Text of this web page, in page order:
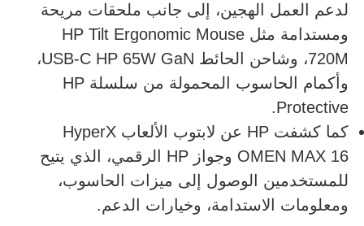
لدعم العمل الهجين، إلى جانب ملحقات مريحة
ومستدامة مثل HP Tilt Ergonomic Mouse
720M، وشاحن الحائط USB-C HP 65W GaN،
وأكمام الحاسوب المحمولة من سلسلة HP
Protective.
كما كشفت HP عن لابتوب الألعاب HyperX
OMEN MAX 16 وجواز HP الرقمي، الذي يتيح
للمستخدمين الوصول إلى ميزات الحاسوب،
ومعلومات الاستدامة، وخيارات الدعم.